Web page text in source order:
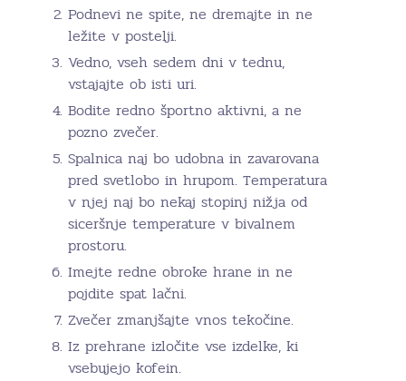
Podnevi ne spite, ne dremajte in ne
ležite v postelji.
Vedno, vseh sedem dni v tednu,
vstajajte ob isti uri.
Bodite redno športno aktivni, a ne
pozno zvečer.
Spalnica naj bo udobna in zavarovana
pred svetlobo in hrupom. Temperatura
v njej naj bo nekaj stopinj nižja od
siceršnje temperature v bivalnem
prostoru.
Imejte redne obroke hrane in ne
pojdite spat lačni.
Zvečer zmanjšajte vnos tekočine.
Iz prehrane izločite vse izdelke, ki
vsebujejo kofein.